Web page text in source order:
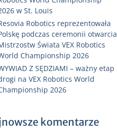
w St. Louis
Robotics reprezentowała
podczas ceremonii otwarcia
Świata VEX Robotics
Championship 2026
Z SĘDZIAMI – ważny etap
na VEX Robotics World
2026
komentarze